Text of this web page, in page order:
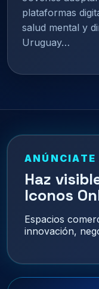
plataformas
salud mental y
Uruguay…
ANÚNCIATE
Haz
Iconos
Espacios
innovación,